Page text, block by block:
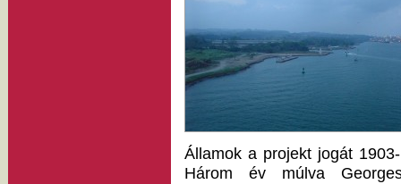
Államok a projekt jogát
Három év múlva